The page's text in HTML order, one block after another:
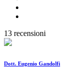
13 recensioni
Dott. Eugenio Gandolfi